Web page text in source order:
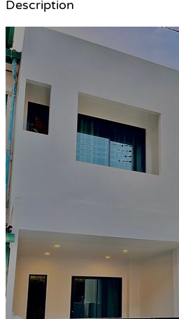
Description